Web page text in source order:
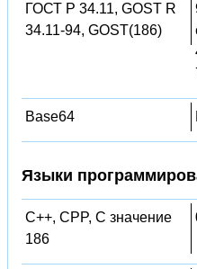
ГОСТ Р 34.11, GOST R
34.11-94, GOST(186)
Base64
Языки
C++, CPP, C значение
186